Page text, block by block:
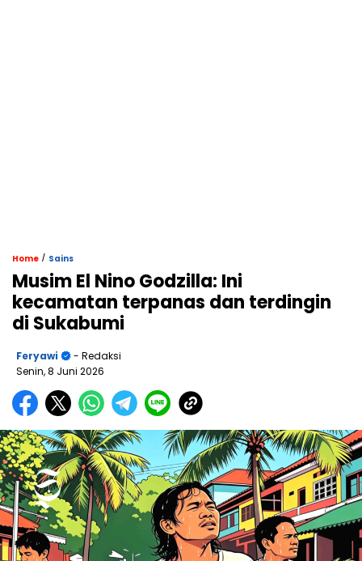
Home / Sains
Musim El Nino Godzilla: Ini
kecamatan terpanas dan terdingin
di Sukabumi
Feryawi
- Redaksi
Senin, 8 Juni 2026